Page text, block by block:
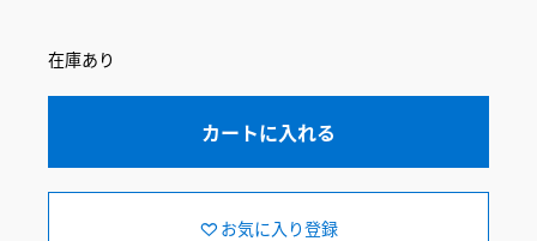
在庫あり
カートに入れる
お気に入り登録